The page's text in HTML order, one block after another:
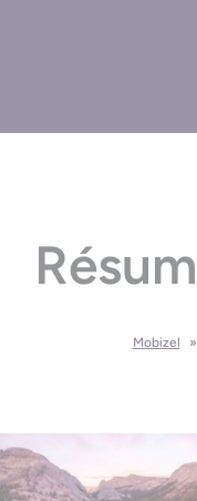
Mobizel »